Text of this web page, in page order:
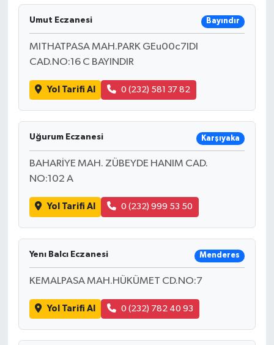
Umut Eczanesi Bayındır
MITHATPASA MAH.PARK GEu00c7IDI
CAD.NO:16 C BAYINDIR
Yol Tarifi Al 0 (232) 581 37 82
Uğurum Eczanesi Karşıyaka
BAHARİYE MAH. ZÜBEYDE HANIM CAD.
NO:102 A
Yol Tarifi Al 0 (232) 999 53 50
Yenı Balcı Eczanesi Menderes
KEMALPASA MAH.HÜKÜMET CD.NO:7
Yol Tarifi Al 0 (232) 782 40 93